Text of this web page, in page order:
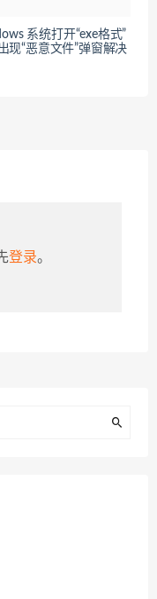
系统打开“exe格式”
现“恶意文件”弹窗解决
登录。